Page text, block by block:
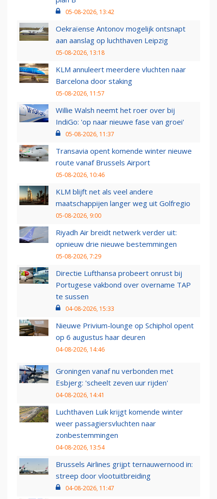
05-08-2026, 13:42
Oekraïense Antonov mogelijk ontsnapt
aan aanslag op luchthaven Leipzig
05-08-2026, 13:18
KLM annuleert meerdere vluchten naar
Barcelona door staking
05-08-2026, 11:57
Willie Walsh neemt het roer over bij
IndiGo: 'op naar nieuwe fase van groei'
05-08-2026, 11:37
Transavia opent komende winter nieuwe
route vanaf Brussels Airport
05-08-2026, 10:46
KLM blijft net als veel andere
maatschappijen langer weg uit Golfregio
05-08-2026, 9:00
Riyadh Air breidt netwerk verder uit:
opnieuw drie nieuwe bestemmingen
05-08-2026, 7:29
Directie Lufthansa probeert onrust bij
Portugese vakbond over overname TAP
te sussen
04-08-2026, 15:33
Nieuwe Privium-lounge op Schiphol opent
op 6 augustus haar deuren
04-08-2026, 14:46
Groningen vanaf nu verbonden met
Esbjerg: 'scheelt zeven uur rijden'
04-08-2026, 14:41
Luchthaven Luik krijgt komende winter
weer passagiersvluchten naar
zonbestemmingen
04-08-2026, 13:54
Brussels Airlines grijpt ternauwernood in:
streep door vlootuitbreiding
04-08-2026, 11:47